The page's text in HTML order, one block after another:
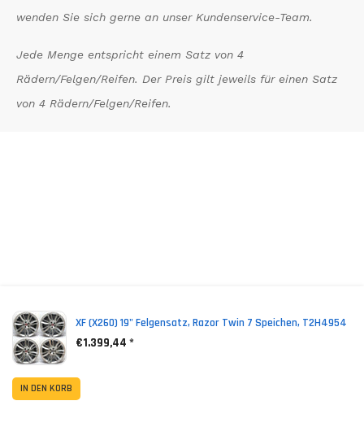
wenden Sie sich gerne an unser Kundenservice-Team.
Jede Menge entspricht einem Satz von 4
Rädern/Felgen/Reifen. Der Preis gilt jeweils für einen Satz
von 4 Rädern/Felgen/Reifen.
XF (X260) 19" Felgensatz, Razor Twin 7 Speichen, T2H4954
€1.399,44 *
IN DEN KORBAbonniere jetzt unseren Newsletter und erhalte per E-
Mail regelmäßig Infos regelmäßig Infos und exklusive